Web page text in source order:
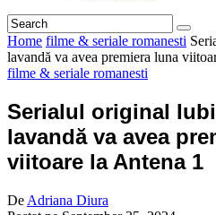
Home filme & seriale romanesti
lavandă va avea premiera luna
filme & seriale romanesti
Serialul original
lavandă va avea
viitoare la Antena 1
De Adriana Diura